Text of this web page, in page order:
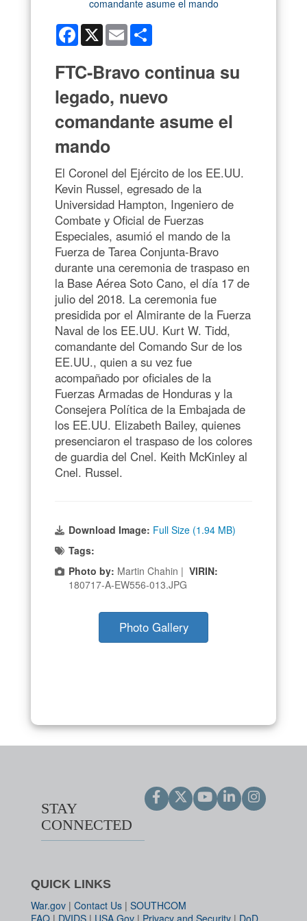
Facebook
X Email
FTC-Bravo continua su
legado, nuevo
comandante asume el
mando
El Coronel del Ejército de los EE.UU.
Kevin Russel, egresado de la
Universidad Hampton, Ingeniero de
Combate y Oficial de Fuerzas
Especiales, asumió el mando de la
Fuerza de Tarea Conjunta-Bravo
durante una ceremonia de traspaso en
la Base Aérea Soto Cano, el día 17 de
julio del 2018. La ceremonia fue
presidida por el Almirante de la Fuerza
Naval de los EE.UU. Kurt W. Tidd,
comandante del Comando Sur de los
EE.UU., quien a su vez fue
acompañado por oficiales de la
Fuerzas Armadas de Honduras y la
Consejera Política de la Embajada de
los EE.UU. Elizabeth Bailey, quienes
presenciaron el traspaso de los colores
de guardia del Cnel. Keith McKinley al
Cnel. Russel.
Download Image: Full Size (1.94 MB)
Tags:
Photo by: Martin Chahin | VIRIN:
180717-A-EW556-013.JPG
Photo Gallery
STAY
CONNECTED
QUICK LINKS
War.gov | Contact Us | SOUTHCOM
FAQ | DVIDS | USA.Gov | Privacy and Security | DoD